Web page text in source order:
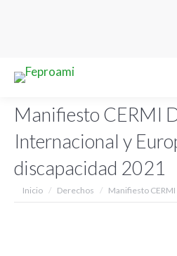
Manifiesto CERMI
Internacional y
discapacidad 2021
Estás aquí:
Inicio Derechos Manifiesto CERMI